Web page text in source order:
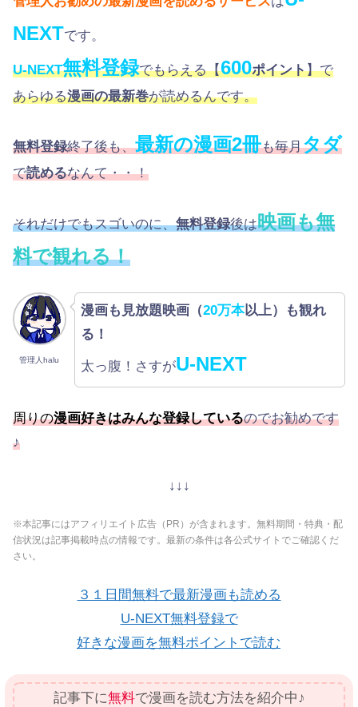
NEXTです。
U-NEXT無料登録でもらえる【600ポイント】で
あらゆる漫画の最新巻が読めるんです。
無料登録終了後も、最新の漫画2冊も毎月タダ
で読めるなんて・・！
それだけでもスゴいのに、無料登録後は映画も無
料で観れる！
管理人halu
漫画も見放題映画（20万本以上）も観れ
る！
太っ腹！さすがU-NEXT
周りの漫画好きはみんな登録しているのでお勧めです
♪
↓↓↓
※本記事にはアフィリエイト広告（PR）が含まれます。無料期間・特典・配
信状況は記事掲載時点の情報です。最新の条件は各公式サイトでご確認くだ
さい。
３１日間無料で最新漫画も読める
U-NEXT無料登録で
好きな漫画を無料ポイントで読む
記事下に無料で漫画を読む方法を紹介中♪